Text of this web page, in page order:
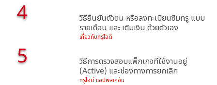
4
วิธียืนยันตัวตน หรือลงทะเบียนซิมทรู แบบ
รายเดือน และ เติมเงิน ด้วยตัวเอง
เกี่ยวกับทรูไอดี
5
วิธีการตรวจสอบแพ็กเกจที่ใช้งานอยู่
(Active) และช่องทางการยกเลิก
ทรูไอดี แอปพลิเคชัน